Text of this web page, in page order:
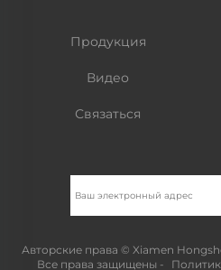
Продукция
Видео
Связаться
Авторские права © Xiamen
Все права защищены -